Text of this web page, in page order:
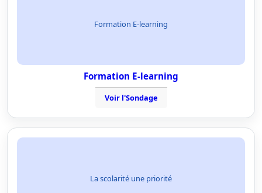
Formation E-learning
Formation E-learning
Voir l'Sondage
La scolarité une priorité